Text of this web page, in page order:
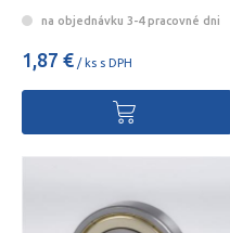
na objednávku 3-4 pracovné dni
1,87 € / ks s DPH